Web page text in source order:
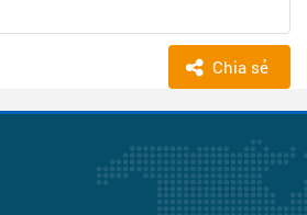
Chia sẻ